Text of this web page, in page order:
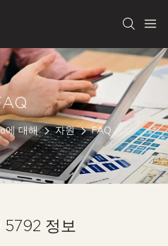
에 대해 자원 FAQ
5792 정보